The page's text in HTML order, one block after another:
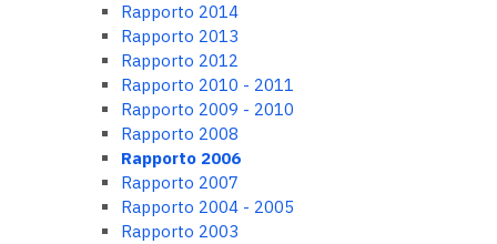
Rapporto 2014
Rapporto 2013
Rapporto 2012
Rapporto 2010 - 2011
Rapporto 2009 - 2010
Rapporto 2008
Rapporto 2006
Rapporto 2007
Rapporto 2004 - 2005
Rapporto 2003